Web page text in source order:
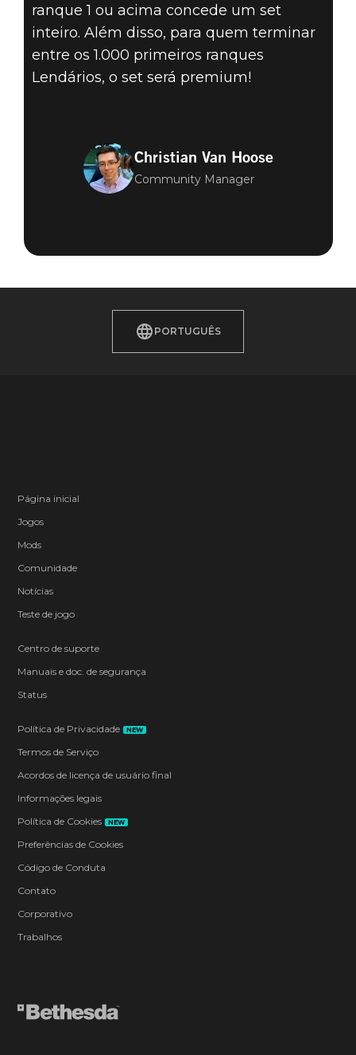
ranque 1 ou acima concede um set
inteiro. Além disso, para quem terminar
entre os 1.000 primeiros ranques
Lendários, o set será premium!
Christian Van Hoose
Community Manager
PORTUGUÊS
Página inicial
Jogos
Mods
Comunidade
Notícias
Teste de jogo
Centro de suporte
Manuais e doc. de segurança
Status
Política de Privacidade NEW
Termos de Serviço
Acordos de licença de usuário final
Informações legais
Política de Cookies
NEW
Preferências de Cookies
Código de Conduta
Contato
Corporativo
Trabalhos